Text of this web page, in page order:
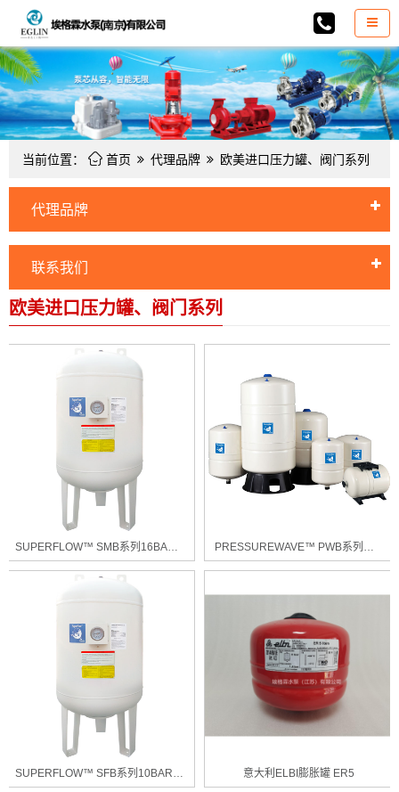
当前位置：  首页 代理品牌 欧美进口压力罐、阀门系列
代理品牌
联系我们
欧美进口压力罐、阀门系列
SUPERFLOW™ SMB系列16BAR供水压力罐 PRESSUREWAVE™ PWB系列供水压力罐
SUPERFLOW™ SFB系列10BAR供水压力罐 意大利ELBI膨胀罐 ER5